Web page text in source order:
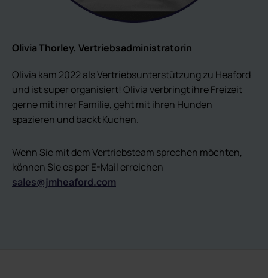
Olivia Thorley, Vertriebsadministratorin
Olivia kam 2022 als Vertriebsunterstützung zu Heaford
und ist super organisiert! Olivia verbringt ihre Freizeit
gerne mit ihrer Familie, geht mit ihren Hunden
spazieren und backt Kuchen.
Wenn Sie mit dem Vertriebsteam sprechen möchten,
können Sie es per E-Mail erreichen
sales@jmheaford.com